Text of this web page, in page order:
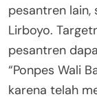
pesantren lain,
Lirboyo.
pesantren
“Ponpes Wali
karena telah